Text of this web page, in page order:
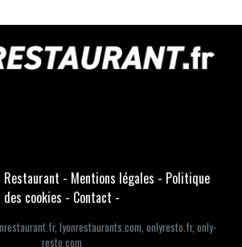
- Mentions légales - Politique
des cookies - Contact -
, lyonrestaurants.com, onlyresto.fr, only-
resto.com